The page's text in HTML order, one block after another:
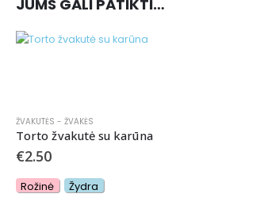
JUMS GALI PATIKTI…
ŽVAKUTĖS - ŽVAKĖS
Torto žvakutė su karūna
€2.50
Rožinė Žydra